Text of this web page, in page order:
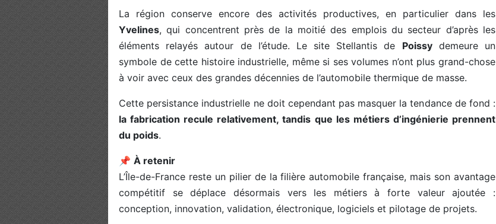
La région conserve encore des activités productives, en particulier dans les
Yvelines, qui concentrent près de la moitié des emplois du secteur d’après les
éléments relayés autour de l’étude. Le site Stellantis de Poissydemeure un
symbole de cette histoire industrielle, même si ses volumes n’ont plus grand-chose
à voir avec ceux des grandes décennies de l’automobile thermique de masse.
Cette persistance industrielle ne doit cependant pas masquer la tendance de fond :
la fabrication recule relativement, tandis que les métiers d’ingénierie prennent
du poids.
📌 À retenir
L’Île-de-France reste un pilier de la filière automobile française, mais son avantage
compétitif se déplace désormais vers les métiers à forte valeur ajoutée :
conception, innovation, validation, électronique, logiciels et pilotage de projets.